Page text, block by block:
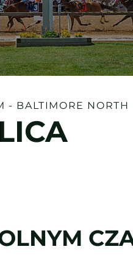
- BALTIMORE NORTH